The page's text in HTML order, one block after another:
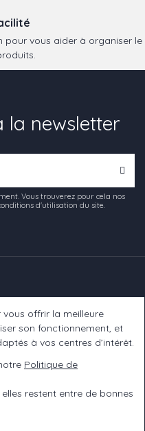
pour vous aider à organiser le
la newsletter
Vous trouverez pour cela nos
d'utilisation du site.
offrir la meilleure
son fonctionnement, et
à vos centres d’intérêt.
Politique de
restent entre de bonnes